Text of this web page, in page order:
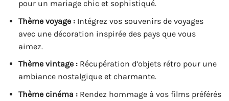
pour un mariage chic et sophistiqué.
Thème voyage :Intégrez vos souvenirs de voyages
avec une décoration inspirée des pays que vous
aimez.
Thème vintage :Récupération d’objets rétro pour une
ambiance nostalgique et charmante.
Thème cinéma :Rendez hommage à vos films préférés